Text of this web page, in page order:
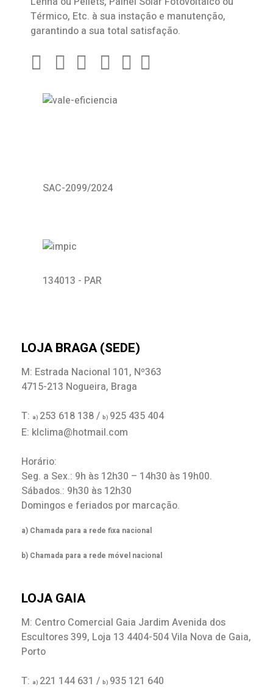
Térmico, Etc. à sua instação e manutenção,
garantindo a sua total satisfação.
SAC-2099/2024
134013 - PAR
LOJA BRAGA (SEDE)
M: Estrada Nacional 101, Nº363
4715-213 Nogueira, Braga
T: a) 253 618 138 / b) 925 435 404
E: klclima@hotmail.com
Horário:
Seg. a Sex.: 9h às 12h30 – 14h30 às 19h00.
Sábados.: 9h30 às 12h30
Domingos e feriados por marcação.
a) Chamada para a rede fixa nacional
b) Chamada para a rede móvel nacional
LOJA GAIA
M: Centro Comercial Gaia Jardim Avenida dos
Escultores 399, Loja 13 4404-504 Vila Nova de Gaia,
Porto
T: a) 221 144 631 / b) 935 121 640